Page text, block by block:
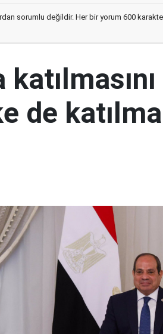
sorumlu değildir. Her bir yorum 600
de